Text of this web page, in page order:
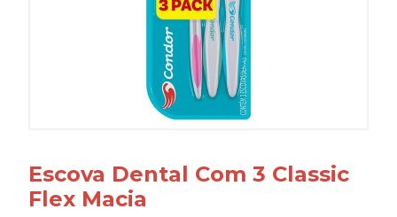
Escova Dental Com 3 Classic
Flex Macia